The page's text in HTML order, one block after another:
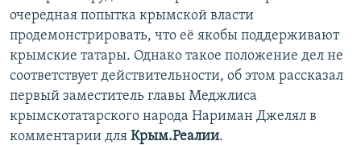
ПРОПАВШИЕ БЕЗ ВЕСТИ
ПОБЕДИТЕЛЕЙ НЕ СУДЯТ?
КРЫМ.НЕПОКОРЕННЫЙ
ELIFBE
УКРАИНСКАЯ ПРОБЛЕМА КРЫМА
ПРИСОЕДИНЯЙТЕСЬ!
очередная попытка крымской власти
продемонстрировать, что её якобы поддерживают
крымские татары. Однако такое положение дел не
соответствует действительности, об этом рассказал
первый заместитель главы Меджлиса
крымскотатарского народа Нариман Джелял в
комментарии для Крым.Реалии.